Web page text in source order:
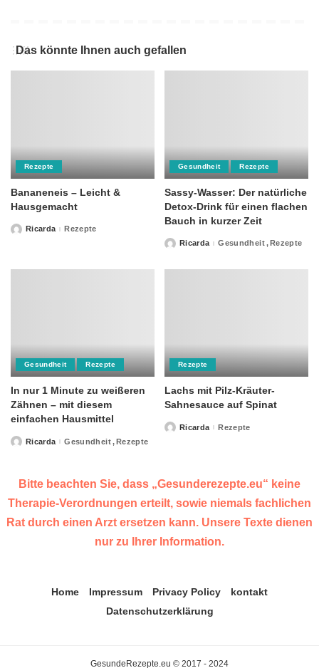
Das könnte Ihnen auch gefallen
Rezepte
Bananeneis – Leicht &
Hausgemacht
PostedRicarda Rezepte
Gesundheit Rezepte
Sassy-Wasser: Der natürliche
Detox-Drink für einen flachen
Bauch in kurzer Zeit
PostedRicarda Gesundheit Rezepte
Gesundheit Rezepte
In nur 1 Minute zu weißeren
Zähnen – mit diesem
einfachen Hausmittel
PostedRicarda Gesundheit Rezepte
Rezepte
Lachs mit Pilz-Kräuter-
Sahnesauce auf Spinat
PostedRicarda Rezepte
Bitte beachten Sie, dass „Gesunderezepte.eu“ keine
Therapie-Verordnungen erteilt, sowie niemals fachlichen
Rat durch einen Arzt ersetzen kann. Unsere Texte dienen
nur zu Ihrer Information.
Home Impressum Privacy Policy
kontakt
Datenschutzerklärung
GesundeRezepte.eu © 2017 - 2024